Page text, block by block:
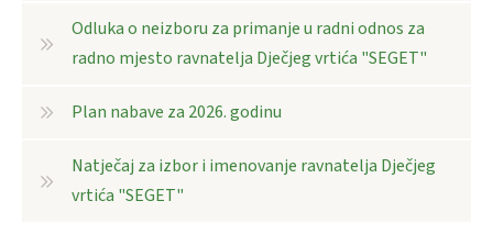
Odluka o neizboru za primanje u radni odnos za
radno mjesto ravnatelja Dječjeg vrtića "SEGET"
Plan nabave za 2026. godinu
Natječaj za izbor i imenovanje ravnatelja Dječjeg
vrtića "SEGET"